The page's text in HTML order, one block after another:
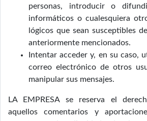
personas, introducir o
informáticos o cualesquiera
lógicos que sean susceptibles
anteriormente mencionados.
Intentar acceder y, en su caso,
correo electrónico de otros
manipular sus mensajes.
LA EMPRESA se reserva el
aquellos comentarios y